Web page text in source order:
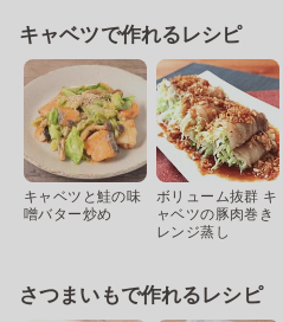
キャベツで作れるレシピ
キャベツと鮭の味
噌バター炒め
ボリューム抜群 キ
ャベツの豚肉巻き
レンジ蒸し
さつまいもで作れるレシピ